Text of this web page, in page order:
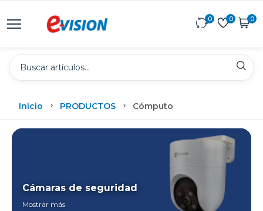
0 0 0
Inicio PRODUCTOS Cómputo
Cámaras de seguridad
Mostrar más